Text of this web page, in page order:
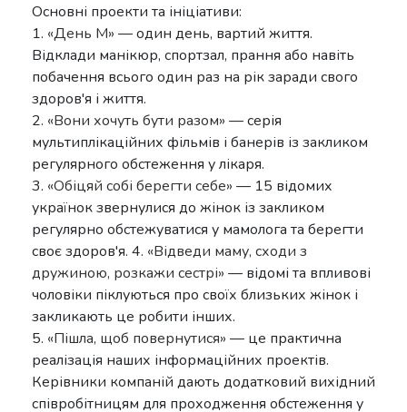
Основні проекти та ініціативи:
1. «День М» — один день, вартий життя.
Відклади манікюр, спортзал, прання або навіть
побачення всього один раз на рік заради свого
здоров'я і життя.
2. «Вони хочуть бути разом» — серія
мультиплікаційних фільмів і банерів із закликом
регулярного обстеження у лікаря.
3. «Обіцяй собі берегти себе» — 15 відомих
українок звернулися до жінок із закликом
регулярно обстежуватися у мамолога та берегти
своє здоров'я. 4. «Відведи маму, сходи з
дружиною, розкажи сестрі» — відомі та впливові
чоловіки піклуються про своїх близьких жінок і
закликають це робити інших.
5. «Пішла, щоб повернутися» — це практична
реалізація наших інформаційних проектів.
Керівники компаній дають додатковий вихідний
співробітницям для проходження обстеження у